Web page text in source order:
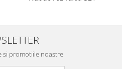
si promotiile noastre